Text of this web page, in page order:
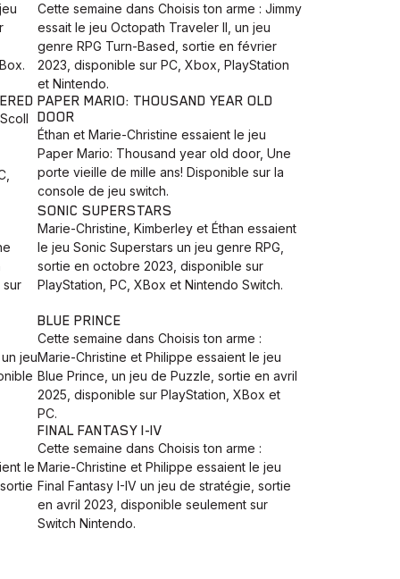
Cette semaine dans Choisis ton arme : Jimmy
essait le jeu Octopath Traveler II, un jeu
genre RPG Turn-Based, sortie en février
2023, disponible sur PC, Xbox, PlayStation
et Nintendo.
PAPER MARIO: THOUSAND YEAR OLD
DOOR
Éthan et Marie-Christine essaient le jeu
Paper Mario: Thousand year old door, Une
porte vieille de mille ans! Disponible sur la
console de jeu switch.
sur
SONIC SUPERSTARS
Marie-Christine, Kimberley et Éthan essaient
le jeu Sonic Superstars un jeu genre RPG,
sortie en octobre 2023, disponible sur
PlayStation, PC, XBox et Nintendo Switch.
jeu
BLUE PRINCE
Cette semaine dans Choisis ton arme :
Marie-Christine et Philippe essaient le jeu
Blue Prince, un jeu de Puzzle, sortie en avril
2025, disponible sur PlayStation, XBox et
PC.
le
FINAL FANTASY I-IV
Cette semaine dans Choisis ton arme :
Marie-Christine et Philippe essaient le jeu
Final Fantasy I-IV un jeu de stratégie, sortie
en avril 2023, disponible seulement sur
Switch Nintendo.